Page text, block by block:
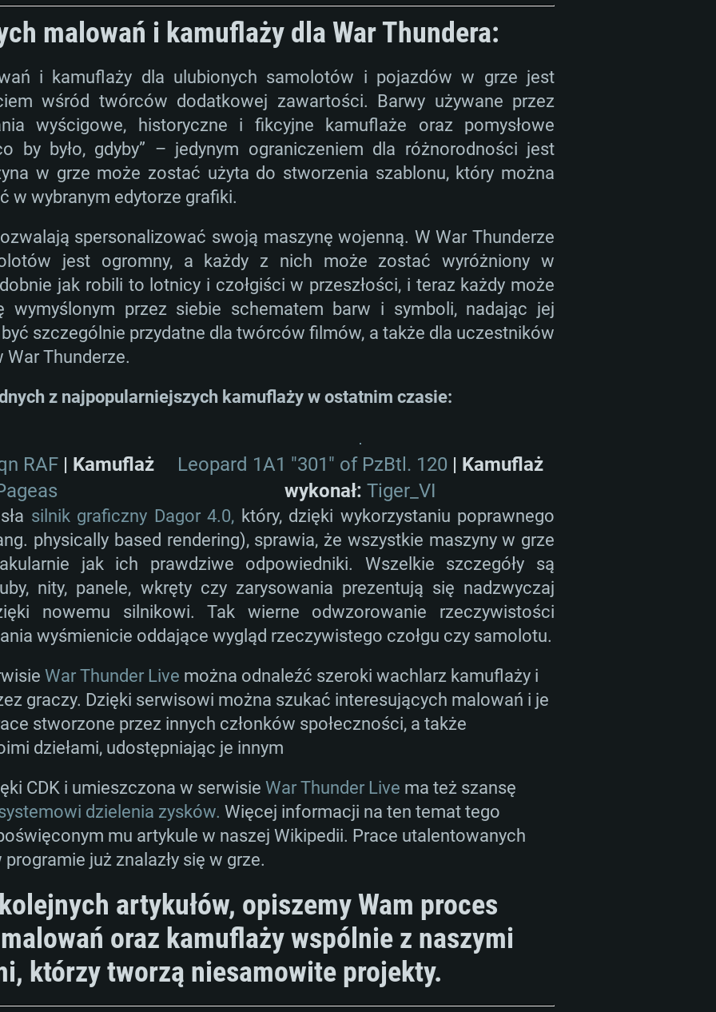
SYSTEMOWE
For MAC For Linux
DirectX 11:
GTX 660.
klient)
Rekomendowane
OS: Windows 10/11 (64 bit)
Procesor: Intel Core i5 lub Ryzen 5 3600
Pamięć: 16 GB
Karta graficzna: Karta obsługująca DirectX 11:
Nvidia GeForce 1060 lub lepsza, Radeon RX 570
lub lepsza
Dysk twardy: 62.2 GB (pełny klient)
(Xeon nie jest
(Mac) lub
klient)
Rekomendowane
OS: Mac OS Big Sur 11.0 lub nowszy
Procesor: Intel Core i7 (Xeon nie jest wspierany)
Pamięć: 8 GB
Karta graficzna: Radeon Vega II lub lepsza
Połączenie sieciowe: Internet szerokopasmowy
/
(nie
rozdzielczość
klient)
Rekomendowane
OS: Ubuntu 20.04 64bit
Procesor: Intel Core i7
Pamięć: 16 GB
Karta graficzna: NVIDIA 1060 nowymi
sterownikami (nie starsze niż 6 miesięcy) /
podobna od AMD z nowymi sterownikami (nie
starsze niż 6 miesięcy) (minimalna rozdzielczość
to 720p) ze wsparciem Vulkan
Połączenie sieciowe: Internet szerokopasmowy
Dysk twardy: 62.2 GB (pełny klient)
malowań i kamuflaży dla War Thundera:
i kamuflaży dla ulubionych samolotów i pojazdów w grze jest
wśród twórców dodatkowej zawartości. Barwy używane przez
wyścigowe, historyczne i fikcyjne kamuflaże oraz pomysłowe
by było, gdyby” – jedynym ograniczeniem dla różnorodności jest
w grze może zostać użyta do stworzenia szablonu, który można
w wybranym edytorze grafiki.
spersonalizować swoją maszynę wojenną. W War Thunderze
jest ogromny, a każdy z nich może zostać wyróżniony w
jak robili to lotnicy i czołgiści w przeszłości, i teraz każdy może
wymyślonym przez siebie schematem barw i symboli, nadając jej
szczególnie przydatne dla twórców filmów, a także dla uczestników
Thunderze.
z najpopularniejszych kamuflaży w ostatnim czasie:
RAF| Kamuflaż
Leopard 1A1 "301" of PzBtl. 120 | Kamuflaż
wykonał: Tiger_VI
silnik graficzny Dagor 4.0, który, dzięki wykorzystaniu poprawnego
physically based rendering), sprawia, że wszystkie maszyny w grze
jak ich prawdziwe odpowiedniki. Wszelkie szczegóły są
nity, panele, wkręty czy zarysowania prezentują się nadzwyczaj
nowemu silnikowi. Tak wierne odwzorowanie rzeczywistości
wyśmienicie oddające wygląd rzeczywistego czołgu czy samolotu.
War Thunder Live można odnaleźć szeroki wachlarz kamuflaży i
graczy. Dzięki serwisowi można szukać interesujących malowań i je
stworzone przez innych członków społeczności, a także
dziełami, udostępniając je innym
CDK i umieszczona w serwisie War Thunder Live ma też szansę
dzielenia zysków. Więcej informacji na ten temat tego
mu artykule w naszej Wikipedii. Prace utalentowanych
już znalazły się w grze.
artykułów, opiszemy Wam proces
oraz kamuflaży wspólnie z naszymi
którzy tworzą niesamowite projekty.